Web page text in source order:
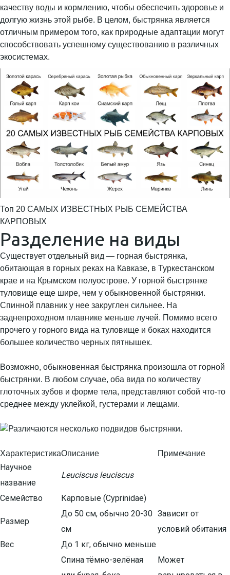
качеству воды и кормлению, чтобы обеспечить здоровье и
долгую жизнь этой рыбе. В целом, быстрянка является
отличным примером того, как природные адаптации могут
способствовать успешному существованию в различных
экосистемах.
Топ 20 САМЫХ ИЗВЕСТНЫХ РЫБ СЕМЕЙСТВА
КАРПОВЫХ
Разделение на виды
Существует отдельный вид — горная быстрянка,
обитающая в горных реках на Кавказе, в Туркестанском
крае и на Крымском полуострове. У горной быстрянке
туловище еще шире, чем у обыкновенной быстрянки.
Спинной плавник у нее закруглен сильнее. На
заднепроходном плавнике меньше лучей. Помимо всего
прочего у горного вида на туловище и боках находится
большее количество черных пятнышек.
Возможно, обыкновенная быстрянка произошла от горной
быстрянки. В любом случае, оба вида по количеству
глоточных зубов и форме тела, представляют собой что-то
среднее между уклейкой, густерами и лещами.
ХарактеристикаОписание Примечание
Научное
название
Leuciscus leuciscus
Семейство Карповые (Cyprinidae)
Размер
До 50 см, обычно 20-30
см
Зависит от
условий обитания
Вес
До 1 кг, обычно меньше
Спина тёмно-зелёная
Может